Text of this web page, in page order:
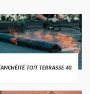
TOIT TERRASSE 40